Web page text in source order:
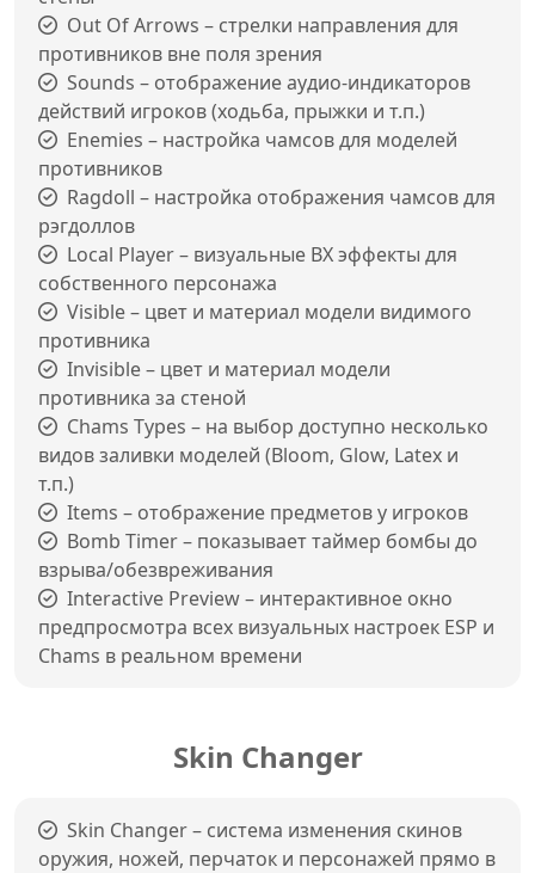
Out Of Arrows – стрелки направления для
противников вне поля зрения
Sounds – отображение аудио-индикаторов
действий игроков (ходьба, прыжки и т.п.)
Enemies – настройка чамсов для моделей
противников
Ragdoll – настройка отображения чамсов для
рэгдоллов
Local Player – визуальные ВХ эффекты для
собственного персонажа
Visible – цвет и материал модели видимого
противника
Invisible – цвет и материал модели
противника за стеной
Chams Types – на выбор доступно несколько
видов заливки моделей (Bloom, Glow, Latex и
т.п.)
Items – отображение предметов у игроков
Bomb Timer – показывает таймер бомбы до
взрыва/обезвреживания
Interactive Preview – интерактивное окно
предпросмотра всех визуальных настроек ESP и
Chams в реальном времени
Skin Changer
Skin Changer – система изменения скинов
оружия, ножей, перчаток и персонажей прямо в